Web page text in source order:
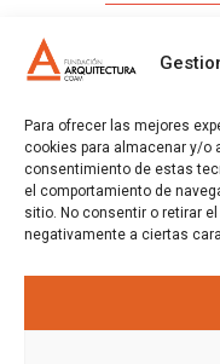
Para ofrecer las mejores
cookies para almacenar y/o
consentimiento de estas
el comportamiento de
sitio. No consentir o retirar
negativamente a ciertas